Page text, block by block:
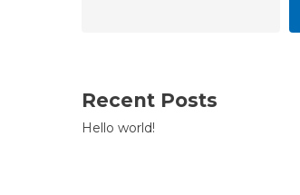
Recent Posts
Hello world!